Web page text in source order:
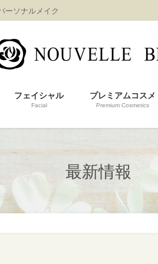
ーソナルメイク
フェイシャル
Facial
プレミアムコスメ
Premium Cosmetics
最新情報